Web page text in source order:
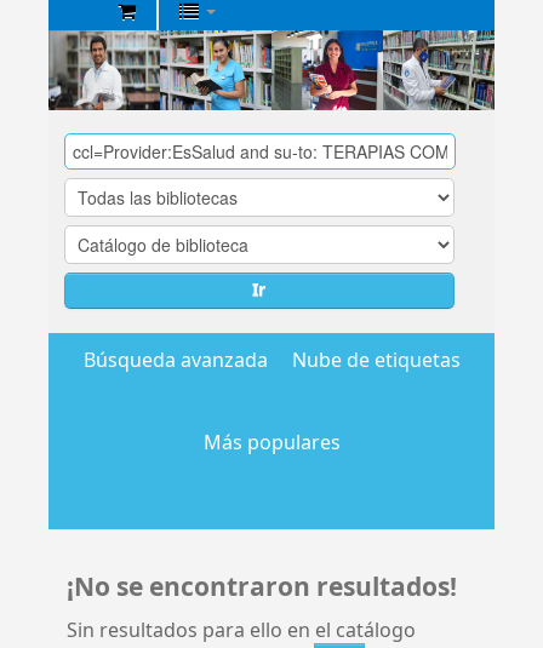
Biblioteca
Central
EsSalud
Ir
Búsqueda avanzada Nube de etiquetas
Más populares
¡No se encontraron resultados!
Sin resultados para ello en el catálogo